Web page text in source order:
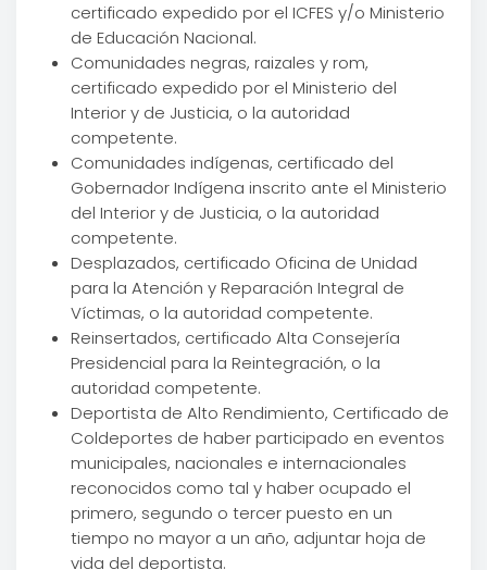
certificado expedido por el ICFES y/o Ministerio
de Educación Nacional.
Comunidades negras, raizales y rom,
certificado expedido por el Ministerio del
Interior y de Justicia, o la autoridad
competente.
Comunidades indígenas, certificado del
Gobernador Indígena inscrito ante el Ministerio
del Interior y de Justicia, o la autoridad
competente.
Desplazados, certificado Oficina de Unidad
para la Atención y Reparación Integral de
Víctimas, o la autoridad competente.
Reinsertados, certificado Alta Consejería
Presidencial para la Reintegración, o la
autoridad competente.
Deportista de Alto Rendimiento, Certificado de
Coldeportes de haber participado en eventos
municipales, nacionales e internacionales
reconocidos como tal y haber ocupado el
primero, segundo o tercer puesto en un
tiempo no mayor a un año, adjuntar hoja de
vida del deportista.